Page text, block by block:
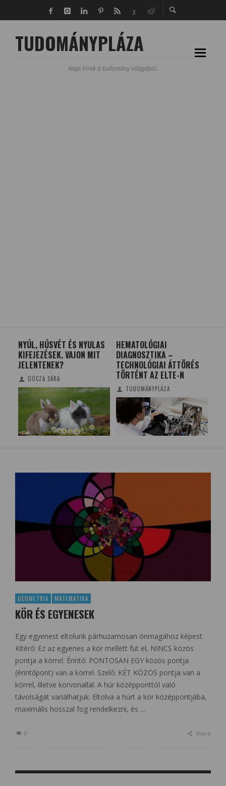
TUDOMÁNYPLÁZA
Napi hírek a tudomány világából.
NYÚL, HÚSVÉT ÉS NYULAS
KIFEJEZÉSEK. VAJON MIT
JELENTENEK?
GÓCZA SÁRA
HEMATOLÓGIAI
DIAGNOSZTIKA –
TECHNOLÓGIAI ÁTTÖRÉS
TÖRTÉNT AZ ELTE-N
TUDOMÁNYPLÁZA
GEOMETRIA MATEMATIKA
KÖR ÉS EGYENESEK
Egy egyenest eltolunk párhuzamosan önmagához képest.
Kitérő: Ez az egyenes a kör mellett fut el, NINCS közös
pontja a körrel. Érintő: PONTOSAN EGY közös pontja
(érintőpont) van a körrel. Szelő: KÉT KÖZÖS pontja van a
körrel, illetve körvonallal. A húr középponttól való
távolságát variálhatjuk. Eltolva a húrt a kör középpontjába,
maximális hosszal fog rendelkezni, és …
0 Share